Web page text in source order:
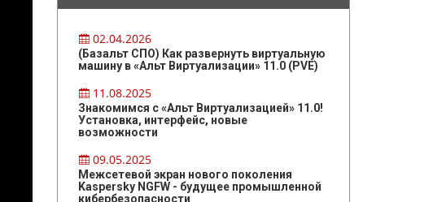
02.04.2026
(Базальт СПО) Как развернуть виртуальную
машину в «Альт Виртуализации» 11.0 (PVE)
11.08.2025
Знакомимся с «Альт Виртуализацией» 11.0!
Установка, интерфейс, новые
возможности
09.05.2025
Межсетевой экран нового поколения
Kaspersky NGFW - будущее промышленной
кибербезопасности